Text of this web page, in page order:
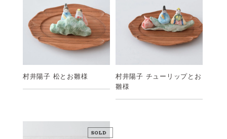
村井陽子 松とお雛様
村井陽子 チューリップとお
雛様